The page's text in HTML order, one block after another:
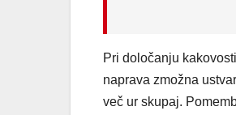
Pri določanju
naprava zmožna
več ur skupaj.